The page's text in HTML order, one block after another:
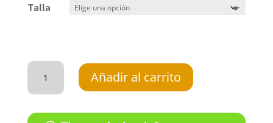
Talla
Pantalones
14
prelavado
cantidad
Añadir al carrito